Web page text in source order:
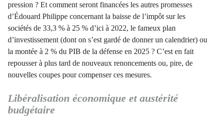
pression ? Et comment seront financées les autres promesses
d’Édouard Philippe concernant la baisse de l’impôt sur les
sociétés de 33,3 % à 25 % d’ici à 2022, le fameux plan
d’investissement (dont on s’est gardé de donner un calendrier) ou
la montée à 2 % du PIB de la défense en 2025 ? C’est en fait
repousser à plus tard de nouveaux renoncements ou, pire, de
nouvelles coupes pour compenser ces mesures.
Libéralisation économique et austérité
budgétaire